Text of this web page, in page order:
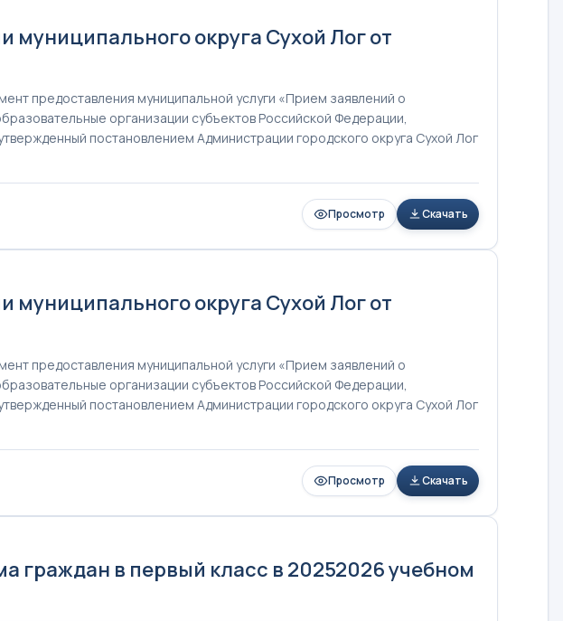
округа Сухой Лог от
предоставления муниципальной услуги «Прием заявлений о
организации субъектов Российской Федерации,
постановлением Администрации городского округа Сухой Лог
Просмотр Скачать
округа Сухой Лог от
предоставления муниципальной услуги «Прием заявлений о
организации субъектов Российской Федерации,
постановлением Администрации городского округа Сухой Лог
Просмотр Скачать
граждан в первый класс в 20252026 учебном